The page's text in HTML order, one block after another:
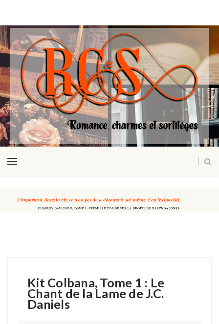
Kit Colbana, Tome 1 : Le
Chant de la Lame de J.C.
Daniels